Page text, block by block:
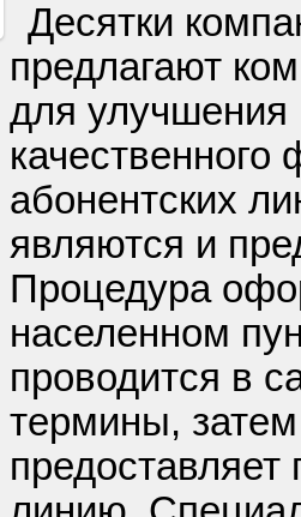
Десятки
предлагают
для улучшения
качественного
абонентских
являются и
Процедура
населенном
проводится в
термины,